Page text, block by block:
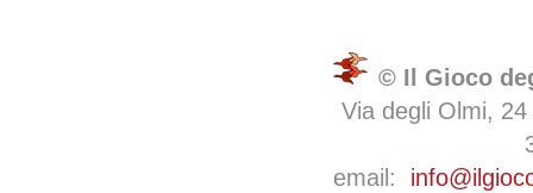
© Il Gioco
Via degli Olmi,
email: